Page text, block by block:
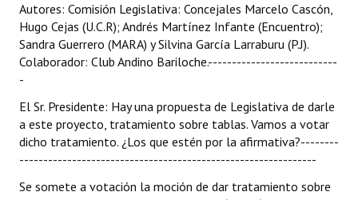
Autores: Comisión Legislativa: Concejales Marcelo Cascón,
Hugo Cejas (U.C.R); Andrés Martínez Infante (Encuentro);
Sandra Guerrero (MARA) y Silvina García Larraburu (P.J).
Colaborador: Club Andino Bariloche.---------------------------
-
El Sr. Presidente: Hay una propuesta de Legislativa de darle
a este proyecto, tratamiento sobre tablas. Vamos a votar
dicho tratamiento. ¿Los que estén por la afirmativa?--------
--------------------------------------------------------------
Se somete a votación la moción de dar tratamiento sobre